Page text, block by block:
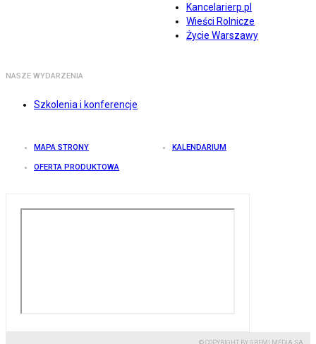
Kancelarierp.pl
Wieści Rolnicze
Życie Warszawy
NASZE WYDARZENIA
Szkolenia i konferencje
MAPA STRONY KALENDARIUM
OFERTA PRODUKTOWA